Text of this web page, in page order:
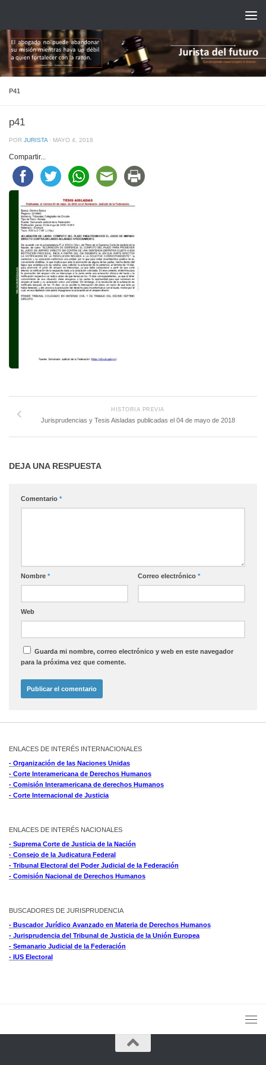
P41
p41
POR JURISTA · MAYO 4, 2018
Compartir...
HISTORIA PREVIA
Jurisprudencias y Tesis Aisladas publicadas el 04 de mayo de 2018
DEJA UNA RESPUESTA
Comentario *
Nombre * Correo electrónico *
Web
Guarda mi nombre, correo electrónico y web en este navegador
para la próxima vez que comente.
ENLACES DE INTERÉS INTERNACIONALES
- Organización de las Naciones Unidas
- Corte Interamericana de Derechos Humanos
- Comisión Interamericana de derechos Humanos
- Corte Internacional de Justicia
ENLACES DE INTERÉS NACIONALES
- Suprema Corte de Justicia de la Nación
- Consejo de la Judicatura Federal
- Tribunal Electoral del Poder Judicial de la Federación
- Comisión Nacional de Derechos Humanos
BUSCADORES DE JURISPRUDENCIA
- Buscador Jurídico Avanzado en Materia de Derechos Humanos
- Jurisprudencia del Tribunal de Justicia de la Unión Europea
- Semanario Judicial de la Federación
- IUS Electoral